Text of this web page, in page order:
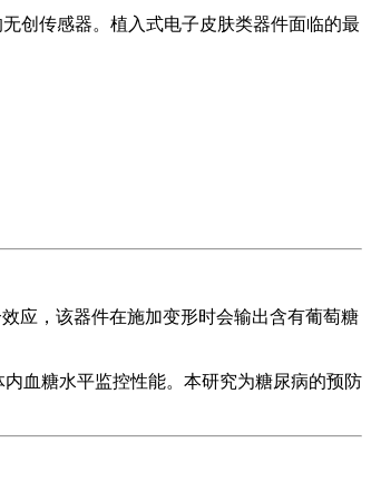
创传感器。植入式电子皮肤类器件面临的最
应，该器件在施加变形时会输出含有葡萄糖
血糖水平监控性能。本研究为糖尿病的预防